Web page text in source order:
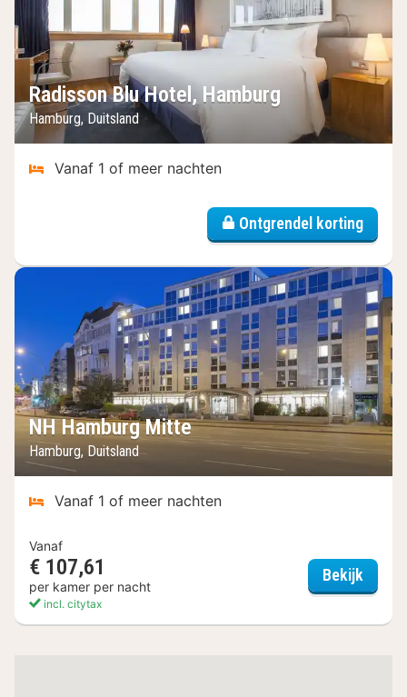
Radisson Blu Hotel, Hamburg
Hamburg, Duitsland
Vanaf 1 of meer nachten
Ontgrendel korting
NH Hamburg Mitte
Hamburg, Duitsland
Vanaf 1 of meer nachten
Vanaf
€ 107,61
per kamer per nacht
incl. citytax
Bekijk